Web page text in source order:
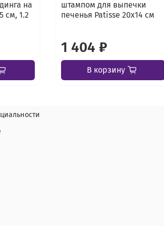
на
см, 1.2
штампом для выпечки
печенья Patisse 20х14 см
1 404 ₽
В корзину